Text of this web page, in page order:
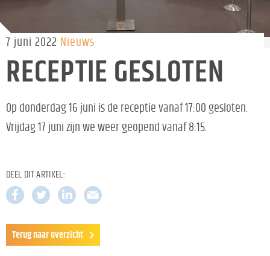
7 juni 2022 Nieuws
RECEPTIE GESLOTEN
Op donderdag 16 juni is de receptie vanaf 17:00 gesloten.
Vrijdag 17 juni zijn we weer geopend vanaf 8:15.
DEEL DIT ARTIKEL:
Terug naar overzicht